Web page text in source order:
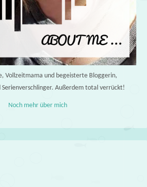
Vollzeitmama und begeisterte Bloggerin,
Serienverschlinger. Außerdem total verrückt!
Noch mehr über mich